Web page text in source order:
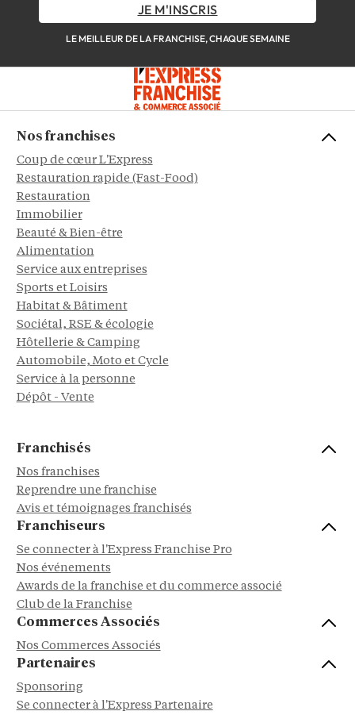
JE M'INSCRIS
LE MEILLEUR DE LA FRANCHISE, CHAQUE SEMAINE
Nos franchises
Coup de cœur L'Express
Restauration rapide (Fast-Food)
Restauration
Immobilier
Beauté & Bien-être
Alimentation
Service aux entreprises
Sports et Loisirs
Habitat & Bâtiment
Sociétal, RSE & écologie
Hôtellerie & Camping
Automobile, Moto et Cycle
Service à la personne
Dépôt - Vente
Franchisés
Nos franchises
Reprendre une franchise
Avis et témoignages franchisés
Franchiseurs
Se connecter à l'Express Franchise Pro
Nos événements
Awards de la franchise et du commerce associé
Club de la Franchise
Commerces Associés
Nos Commerces Associés
Partenaires
Sponsoring
Se connecter à l'Express Partenaire